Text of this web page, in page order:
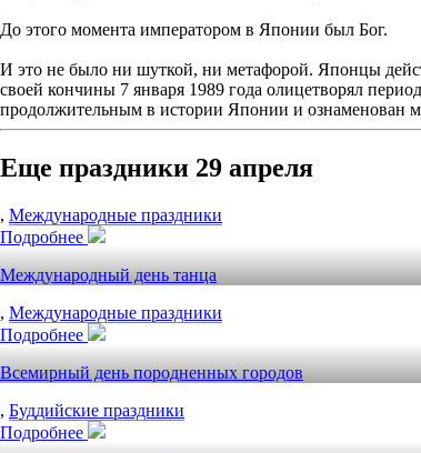
До этого момента императором в Японии был Бог.
И это не было ни шуткой, ни метафорой. Японцы
своей кончины 7 января 1989 года олицетворял
продолжительным в истории Японии и ознаменован
Еще праздники 29 апреля
, Международные праздники
Подробнее
Международный день танца
, Международные праздники
Подробнее
Всемирный день породненных городов
, Буддийские праздники
Подробнее